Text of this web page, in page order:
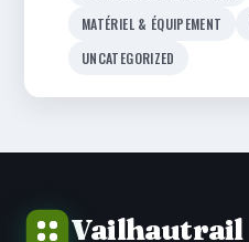
MATÉRIEL & ÉQUIPEMENT
UNCATEGORIZED
Vailhautrail